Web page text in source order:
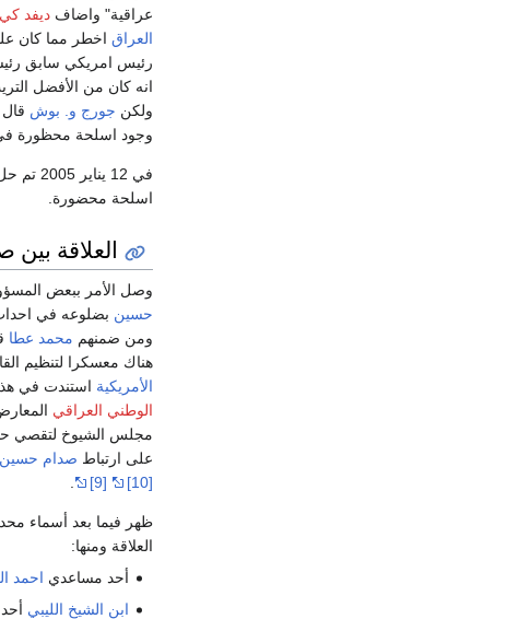
عراقية" واضاف ديفد كي
العراق اخطر مما كان
رئيس امريكي سابق
انه كان من الأفضل
ولكن جورج و. بوش قال
وجود اسلحة محظورة
في 12 يناير 2005 تم حل فرقة التفتيش الذي شكل من قبل
اسلحة محضورة.
العلاقة
وصل الأمر ببعض
حسين
ومن ضمنهم محمد عطا
هناك معسكرا لتنظيم
الأمريكية استندت في
الوطني العراقي
مجلس الشيوخ لتقصي
على ارتباط صدام حسين
[9]
[10]
ظهر فيما بعد أسماء
العلاقة ومنها:
أحد مساعدي احمد
ابن الشيخ الليبي